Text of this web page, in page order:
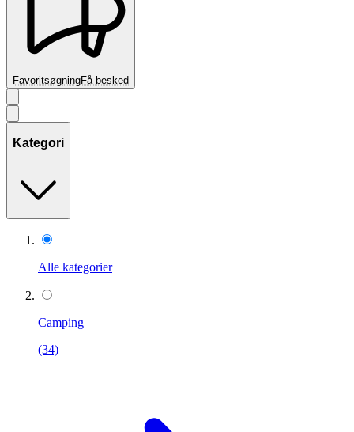
FavoritsøgningFå besked
Kategori
Alle kategorier
Camping
(34)